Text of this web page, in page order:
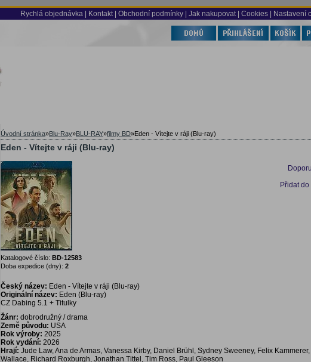
Rychlá objednávka Kontakt Obchodní podmínky Jak nakupovat | Cookies | Nastavení
Úvodní stránka»Blu-Ray»BLU-RAY»filmy BD»Eden - Vítejte v ráji (Blu-ray)
Eden - Vítejte v ráji (Blu-ray)
Přidat
Katalogové číslo: BD-12583
Doba expedice (dny): 2
Český název: Eden - Vítejte v ráji (Blu-ray)
Originální název: Eden (Blu-ray)
CZ Dabing 5.1 + Titulky
Žánr: dobrodružný / drama
Země původu: USA
Rok výroby: 2025
Rok vydání: 2026
Hrají: Jude Law, Ana de Armas, Vanessa Kirby, Daniel Brühl, Sydney Sweeney, Felix Kammerer,
Wallace, Richard Roxburgh, Jonathan Tittel, Tim Ross, Paul Gleeson